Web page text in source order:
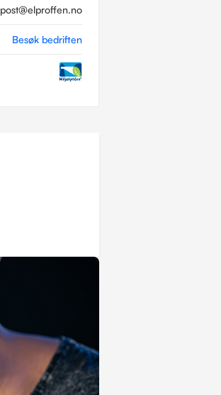
post@elproffen.no
Besøk bedriften